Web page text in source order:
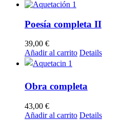
Poesía completa II
39,00 €
Añadir al carrito Details
Obra completa
43,00 €
Añadir al carrito Details